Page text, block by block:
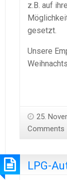
z.B. auf
gesetzt.
Unsere
25.
Comments
LPG-